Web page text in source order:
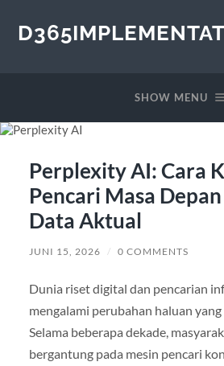
SHOW MENU
Perplexity AI: Cara
Pencari Masa
Data Aktual
JUNI 15, 2026 / 0 COMMENTS
Dunia riset digital dan pencarian
mengalami perubahan haluan yang
Selama beberapa dekade,
bergantung pada mesin pencari